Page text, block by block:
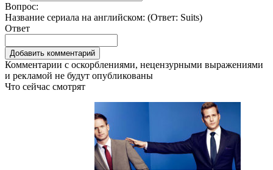
Вопрос:
Название сериала на английском: (Ответ: Suits)
Ответ
Комментарии с оскорблениями, нецензурными выражениями
и рекламой не будут опубликованы
Что сейчас смотрят